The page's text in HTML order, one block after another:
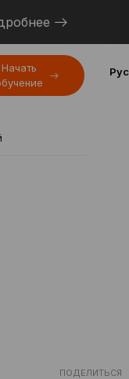
Начать
ПОДЕЛИТЬСЯ